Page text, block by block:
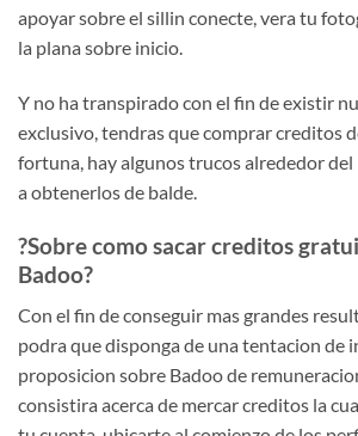
apoyar sobre el silli­n conecte, vera tu
la plana sobre inicio.
Y no ha transpirado con el fin de existir
exclusivo, tendras que comprar creditos
fortuna, hay algunos trucos alrededor
a obtenerlos de balde.
?Sobre como sacar creditos
Badoo?
Con el fin de conseguir mas grandes
podra que disponga de una tentacion de
proposicion sobre Badoo de
consistira acerca de mercar creditos la